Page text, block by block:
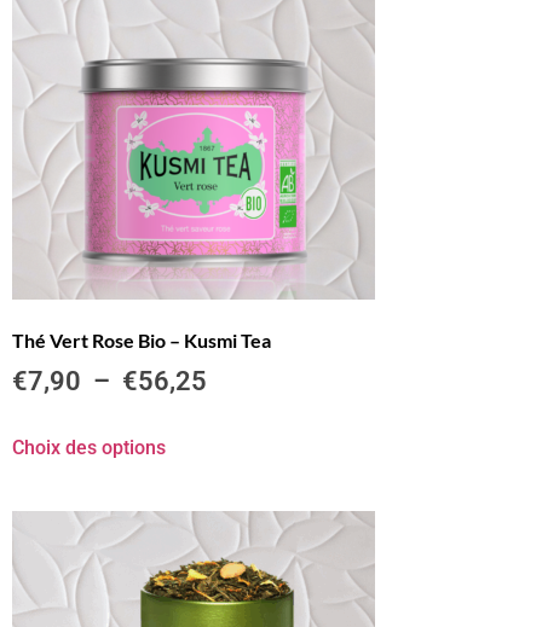
Thé Vert Rose Bio – Kusmi Tea
€7,90 – €56,25
Choix des options